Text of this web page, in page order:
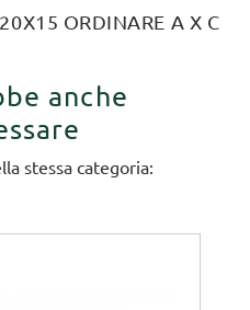
ORDINARE A X C
anche
stessa categoria: